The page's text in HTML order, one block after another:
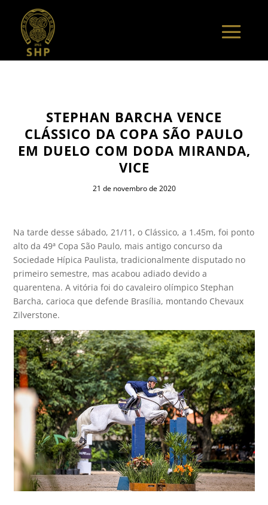
STEPHAN BARCHA VENCE
CLÁSSICO DA COPA SÃO PAULO
EM DUELO COM DODA MIRANDA,
VICE
21 de novembro de 2020
Na tarde desse sábado, 21/11, o Clássico, a 1.45m, foi ponto
alto da 49ª Copa São Paulo, mais antigo concurso da
Sociedade Hípica Paulista, tradicionalmente disputado no
primeiro semestre, mas acabou adiado devido a
quarentena. A vitória foi do cavaleiro olímpico Stephan
Barcha, carioca que defende Brasília, montando Chevaux
Zilverstone.